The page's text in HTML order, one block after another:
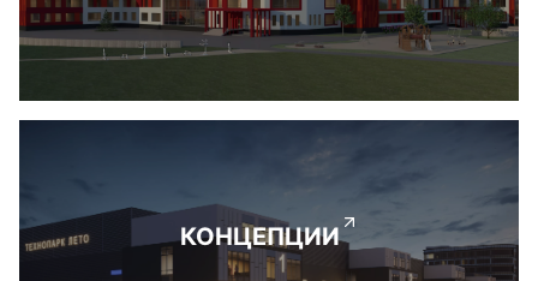
КОНЦЕПЦИИ